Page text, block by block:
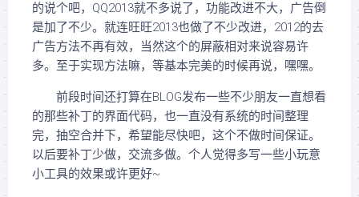
的说个吧，QQ2013就不多说了，功能改进不大，广告倒
是加了不少。就连旺旺2013也做了不少改进，2012的去
广告方法不再有效，当然这个的屏蔽相对来说容易许
多。至于实现方法嘛，等基本完美的时候再说，嘿嘿。
前段时间还打算在BLOG发布一些不少朋友一直想看
的那些补丁的界面代码，也一直没有系统的时间整理
完，抽空合并下，希望能尽快吧，这个不做时间保证。
以后要补丁少做，交流多做。个人觉得多写一些小玩意
小工具的效果或许更好~